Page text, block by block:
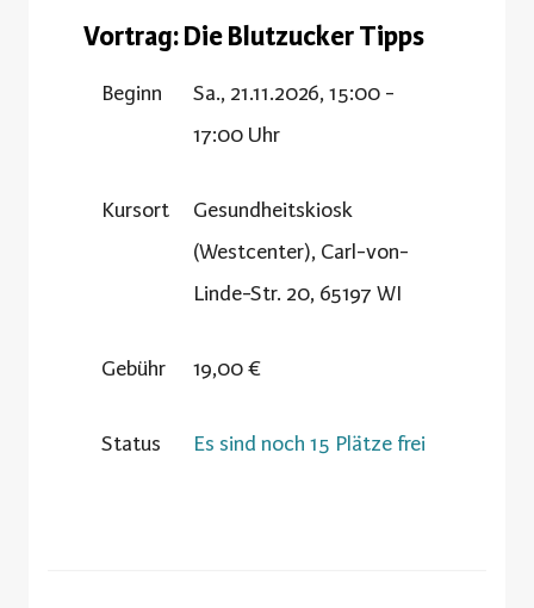
Vortrag: Die Blutzucker Tipps
Beginn
Sa., 21.11.2026, 15:00 -
17:00 Uhr
Kursort
Gesundheitskiosk
(Westcenter), Carl-von-
Linde-Str. 20, 65197 WI
Gebühr 19,00 €
Status Es sind noch 15 Plätze frei